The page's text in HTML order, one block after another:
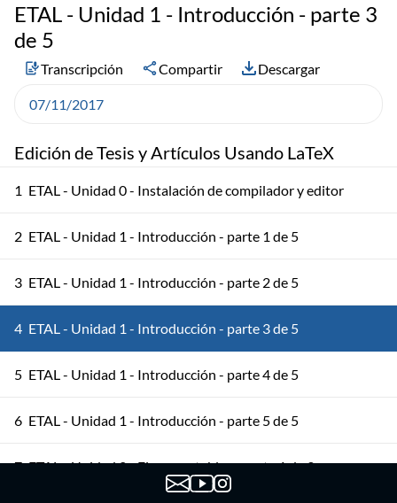
Edición de Tesis y Artículos Usando LaTeX
1 ETAL - Unidad 0 - Instalación de compilador y editor
2 ETAL - Unidad 1 - Introducción - parte 1 de 5
3 ETAL - Unidad 1 - Introducción - parte 2 de 5
4 ETAL - Unidad 1 - Introducción - parte 3 de 5
5 ETAL - Unidad 1 - Introducción - parte 4 de 5
6 ETAL - Unidad 1 - Introducción - parte 5 de 5
7 ETAL - Unidad 2 - Figuras y tablas - parte 1 de 3
ETAL - Unidad 1 - Introducción - parte 3
de 5
Transcripción Compartir Descargar
07/11/2017